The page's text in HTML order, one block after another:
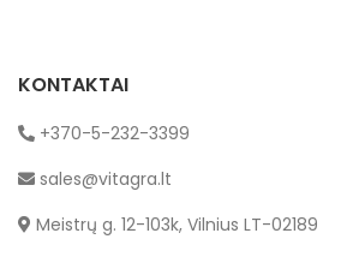
KONTAKTAI
+370-5-232-3399
sales@vitagra.lt
Meistrų g. 12-103k, Vilnius LT-02189